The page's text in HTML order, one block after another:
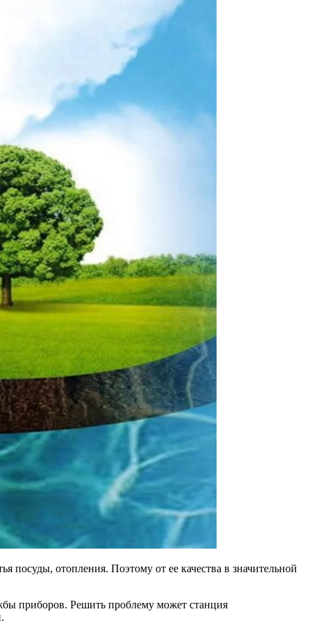
посуды, отопления. Поэтому от ее качества в значительной
приборов. Решить проблему может станция